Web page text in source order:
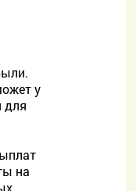
у
для
на